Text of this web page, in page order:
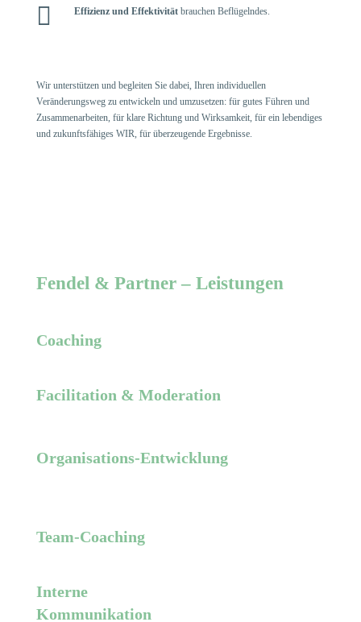
 Effizienz und Effektivitätbrauchen Beflügelndes.
Wir unterstützen und begleiten Sie dabei, Ihren individuellen
Veränderungsweg zu entwickeln und umzusetzen: für gutes Führen und
Zusammenarbeiten, für klare Richtung und Wirksamkeit, für ein lebendiges
und zukunftsfähiges WIR, für überzeugende Ergebnisse.
Fendel & Partner – Leistungen
Coaching
Facilitation & Moderation
Organisations-Entwicklung
Team-Coaching
Interne
Kommuni­kation